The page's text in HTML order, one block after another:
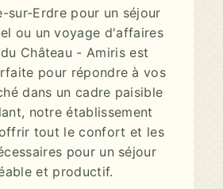
sur-Erdre pour un séjour
ou un voyage d'affaires
Château - Amiris est
pour répondre à vos
dans un cadre paisible
notre établissement
tout le confort et les
pour un séjour
et productif.